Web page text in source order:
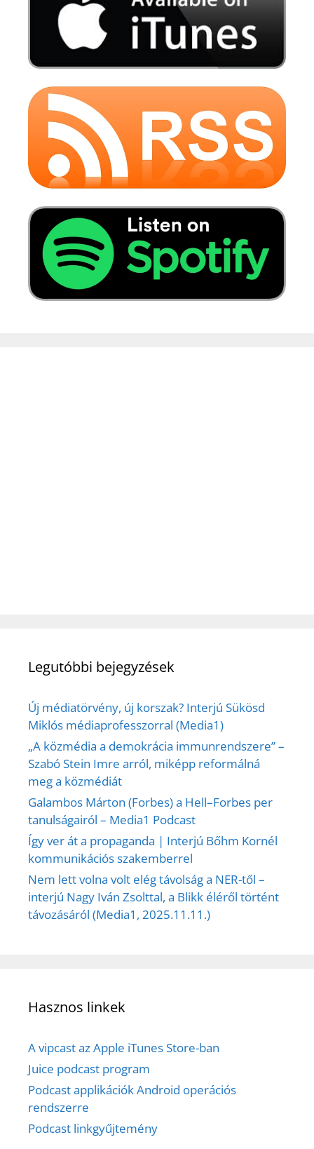
Legutóbbi bejegyzések
Új médiatörvény, új korszak? Interjú Sükösd
Miklós médiaprofesszorral (Media1)
„A közmédia a demokrácia immunrendszere” –
Szabó Stein Imre arról, miképp reformálná
meg a közmédiát
Galambos Márton (Forbes) a Hell–Forbes per
tanulságairól – Media1 Podcast
Így ver át a propaganda | Interjú Bőhm Kornél
kommunikációs szakemberrel
Nem lett volna volt elég távolság a NER-től –
interjú Nagy Iván Zsolttal, a Blikk éléről történt
távozásáról (Media1, 2025.11.11.)
Hasznos linkek
A vipcast az Apple iTunes Store-ban
Juice podcast program
Podcast applikációk Android operációs
rendszerre
Podcast linkgyűjtemény